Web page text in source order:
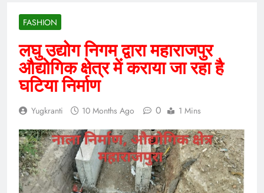
FASHION
लघु उद्योग निगम द्वारा महाराजपुर
औद्योगिक क्षेत्र में कराया जा रहा है
घटिया निर्माण
Yugkranti 10 Months Ago 0 1 Mins